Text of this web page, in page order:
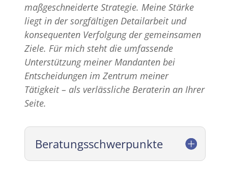
maßgeschneiderte Strategie. Meine Stärke
liegt in der sorgfältigen Detailarbeit und
konsequenten Verfolgung der gemeinsamen
Ziele. Für mich steht die umfassende
Unterstützung meiner Mandanten bei
Entscheidungen im Zentrum meiner
Tätigkeit – als verlässliche Beraterin an Ihrer
Seite.
Beratungsschwerpunkte